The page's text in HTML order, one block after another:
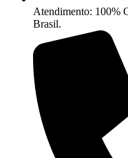
Atendimento: 100%
Brasil.